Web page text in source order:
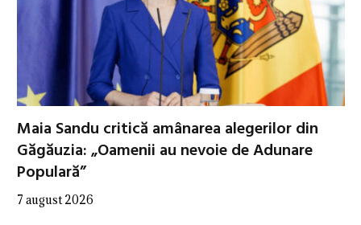
Maia Sandu critică amânarea alegerilor din
Găgăuzia: „Oamenii au nevoie de Adunare
Populară”
7 august 2026